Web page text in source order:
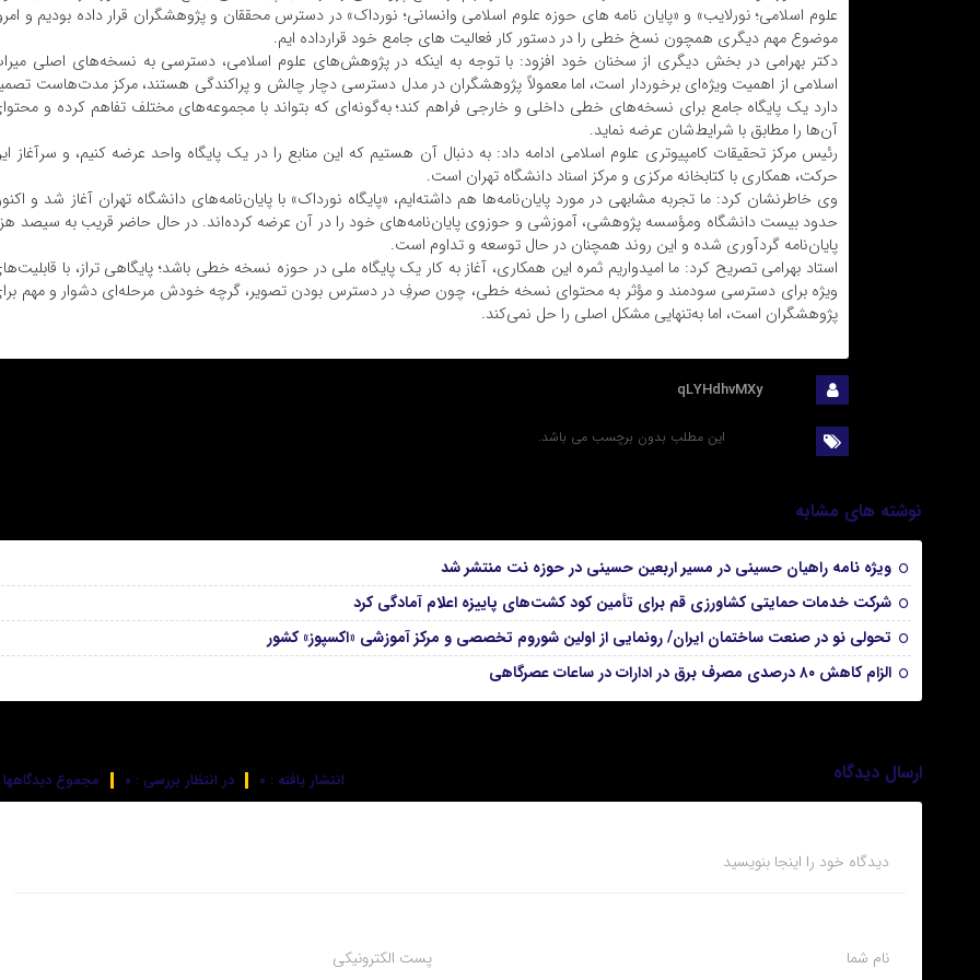
علوم اسلامی؛ نورلایب» و «پایان نامه های حوزه علوم اسلامی وانسانی؛ نورداک» در دسترس محققان و پژوهشگران قرار داده بودیم و
موضوع مهم دیگری همچون نسخ خطی را در دستور کار فعالیت های جامع خود قرارداده ایم.
دکتر بهرامی در بخش دیگری از سخنان خود افزود: با توجه به اینکه در پژوهش‌های علوم اسلامی، دسترسی به نسخه‌های اصلی
اسلامی از اهمیت ویژه‌ای برخوردار است، اما معمولاً پژوهشگران در مدل دسترسی دچار چالش و پراکندگی هستند، مرکز مدت‌هاست
دارد یک پایگاه جامع برای نسخه‌های خطی داخلی و خارجی فراهم کند؛ به‌گونه‌ای که بتواند با مجموعه‌های مختلف تفاهم کرده و
آن‌ها را مطابق با شرایط‌شان عرضه نماید.
رئیس مرکز تحقیقات کامپیوتری علوم اسلامی ادامه داد: به دنبال آن هستیم که این منابع را در یک پایگاه واحد عرضه کنیم، و سرآغاز
حرکت، همکاری با کتابخانه مرکزی و مرکز اسناد دانشگاه تهران است.
وی خاطرنشان کرد: ما تجربه مشابهی در مورد پایان‌نامه‌ها هم داشته‌ایم، «پایگاه نورداک» با پایان‌نامه‌های دانشگاه تهران آغاز شد و
حدود بیست دانشگاه ومؤسسه پژوهشی، آموزشی و حوزوی پایان‌نامه‌های خود را در آن عرضه کرده‌اند. در حال حاضر قریب به سیصد
پایان‌نامه گردآوری شده و این روند همچنان در حال توسعه و تداوم است.
استاد بهرامی تصریح کرد: ما امیدواریم ثمره این همکاری، آغاز به کار یک پایگاه ملی در حوزه نسخه خطی باشد؛ پایگاهی تراز، با
ویژه برای دسترسی سودمند و مؤثر به محتوای نسخه خطی، چون صرفِ در دسترس بودن تصویر، گرچه خودش مرحله‌ای دشوار و مهم
پژوهشگران است، اما به‌تنهایی مشکل اصلی را حل نمی‌کند.
ارسال :qLYHdhvMXy
این مطلب بدون برچسب می باشد.
نوشته های مشابه
ویژه نامه راهیان حسینی در مسیر اربعین حسینی در حوزه نت منتشر شد
شرکت خدمات حمایتی کشاورزی قم برای تأمین کود کشت‌های پاییزه اعلام آمادگی کرد
تحولی نو در صنعت ساختمان ایران/ رونمایی از اولین شوروم تخصصی و مرکز آموزشی «اکسپوز» کشور
الزام کاهش ۸۰ درصدی مصرف برق در ادارات در ساعات عصرگاهی
ارسال دیدگاه مجموع دیدگاهها : در انتظار بررسی : ۰ انتشار یافته : ۰
دیدگاه خود را اینجا بنویسید
نام شما پست الکترونیکی